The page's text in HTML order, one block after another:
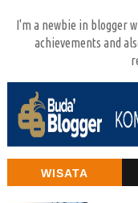
I'm a newbie in blogger
achievements and
WISATA